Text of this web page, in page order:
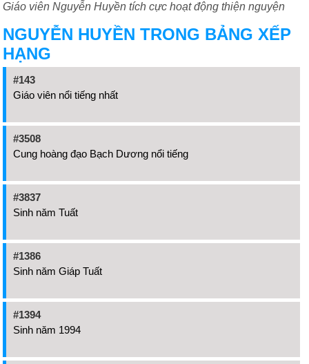
Giáo viên Nguyễn Huyền tích cực hoạt động thiện nguyện
NGUYỄN HUYỀN TRONG BẢNG XẾP
HẠNG
#143
Giáo viên nổi tiếng nhất
#3508
Cung hoàng đạo Bạch Dương nổi tiếng
#3837
Sinh năm Tuất
#1386
Sinh năm Giáp Tuất
#1394
Sinh năm 1994